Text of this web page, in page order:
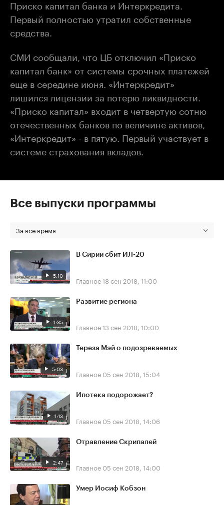
Приско капитал банка и Интеркредита.
Первый полностью утратил собственные
средства.
СМИ сообщали, что ЦБ отключил «Приско
капитал банк» от системы срочных платежей
еще в середине июня. «Интеркредит»
лишился лицензии за потерю ликвидности.
«Приско капитал» входит в четвертую сотню
отечественных банков по величине активов,
«Интеркредит» - в пятую. Первый участвует в
системе страхования вкладов.
Все выпуски программы
За все время
5:10
В Сирии сбит ИЛ-20
Главное18 сен 2018, 11:00
1:35
Развитие региона
Главное13 сен 2018, 10:00
5:03
Тереза Мэй о подозреваемых
Главное 05 сен 2018, 15:04
1:13
Ипотека подорожает?
Главное 05 сен 2018, 14:06
2:47
Отравление Скрипалей
Главное 05 сен 2018, 14:00
Умер Иосиф Кобзон